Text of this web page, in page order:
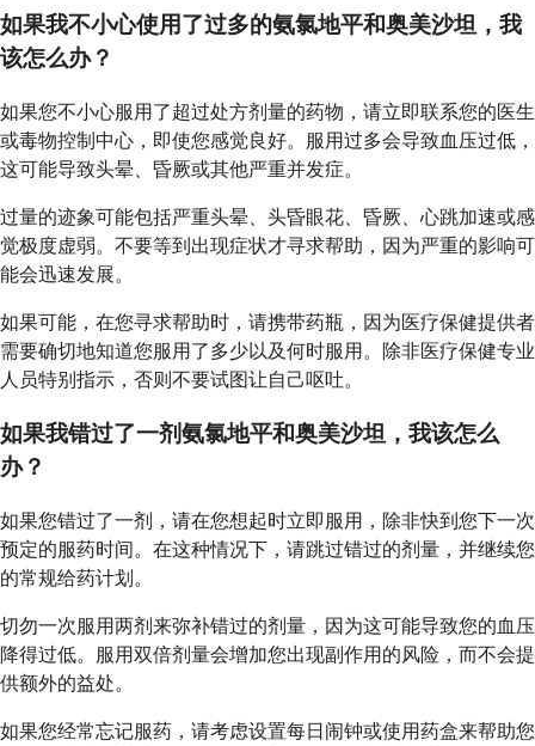
如果我不小心使用了过多的氨氯地平和奥美沙坦，我
该怎么办？
如果您不小心服用了超过处方剂量的药物，请立即联系您的医生
或毒物控制中心，即使您感觉良好。服用过多会导致血压过低，
这可能导致头晕、昏厥或其他严重并发症。
过量的迹象可能包括严重头晕、头昏眼花、昏厥、心跳加速或感
觉极度虚弱。不要等到出现症状才寻求帮助，因为严重的影响可
能会迅速发展。
如果可能，在您寻求帮助时，请携带药瓶，因为医疗保健提供者
需要确切地知道您服用了多少以及何时服用。除非医疗保健专业
人员特别指示，否则不要试图让自己呕吐。
如果我错过了一剂氨氯地平和奥美沙坦，我该怎么
办？
如果您错过了一剂，请在您想起时立即服用，除非快到您下一次
预定的服药时间。在这种情况下，请跳过错过的剂量，并继续您
的常规给药计划。
切勿一次服用两剂来弥补错过的剂量，因为这可能导致您的血压
降得过低。服用双倍剂量会增加您出现副作用的风险，而不会提
供额外的益处。
如果您经常忘记服药，请考虑设置每日闹钟或使用药盒来帮助您